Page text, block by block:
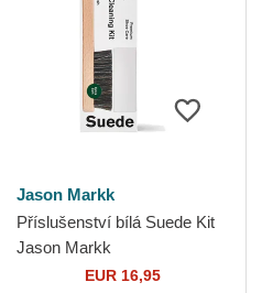
Jason Markk
Příslušenství bílá Suede Kit
Jason Markk
EUR 16,95